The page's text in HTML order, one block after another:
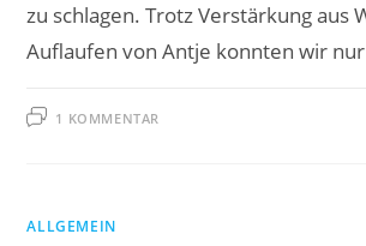
zu schlagen. Trotz Verstärkung aus
Auflaufen von Antje konnten wir
1 KOMMENTAR
ALLGEMEIN